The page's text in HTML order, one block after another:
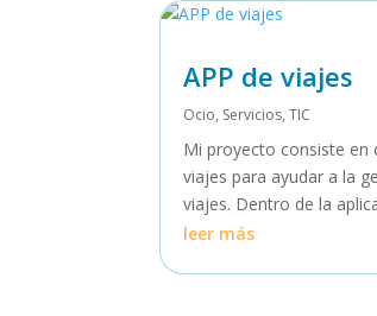
APP de viajes
Ocio, Servicios,TIC
Mi proyecto consiste en
viajes para ayudar a la
viajes. Dentro de la
leer más